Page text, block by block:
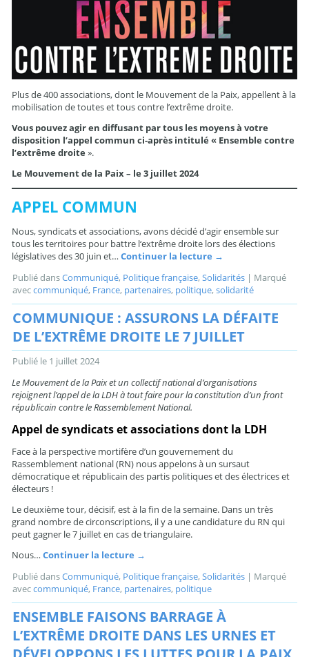
Plus de 400 associations, dont le Mouvement de la Paix, appellent à la
mobilisation de toutes et tous contre l’extrême droite.
Vous pouvez agir en diffusant par tous les moyens à votre
disposition l’appel commun ci-après intitulé « Ensemble contre
l’extrême droite».
Le Mouvement de la Paix – le 3 juillet 2024
APPEL COMMUN
Nous, syndicats et associations, avons décidé d’agir ensemble sur
tous les territoires pour battre l‘extrême droite lors des élections
législatives des 30 juin et…Continuer la lecture →
Publié dansCommuniqué, Politique française,Solidarités | Marqué
aveccommuniqué, France, partenaires, politique,solidarité
COMMUNIQUE : ASSURONS LA DÉFAITE
DE L’EXTRÊME DROITE LE 7 JUILLET
Publié le 1 juillet 2024
Le Mouvement de la Paix et un collectif national d’organisations
rejoignent l’appel de la LDH à tout faire pour la constitution d’un front
républicain contre le Rassemblement National.
Appel de syndicats et associations dont la LDH
Face à la perspective mortifère d’un gouvernement du
Rassemblement national (RN) nous appelons à un sursaut
démocratique et républicain des partis politiques et des électrices et
électeurs !
Le deuxième tour, décisif, est à la fin de la semaine. Dans un très
grand nombre de circonscriptions, il y a une candidature du RN qui
peut gagner le 7 juillet en cas de triangulaire.
Nous…Continuer la lecture →
Publié dansCommuniqué, Politique française,Solidarités | Marqué
aveccommuniqué, France, partenaires, politique
ENSEMBLE FAISONS BARRAGE À
L’EXTRÊME DROITE DANS LES URNES ET